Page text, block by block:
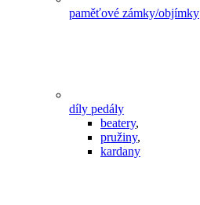
paměťové zámky/objímky
díly pedály
beatery,
pružiny,
kardany